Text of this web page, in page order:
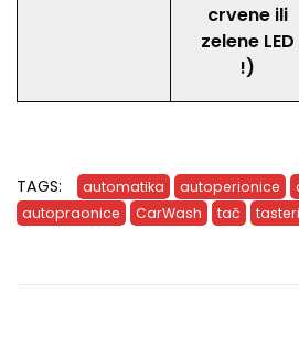
crvene ili
zelene LED
!)
TAGS: automatika autoperionice
autopraonice
CarWash tač tasteri